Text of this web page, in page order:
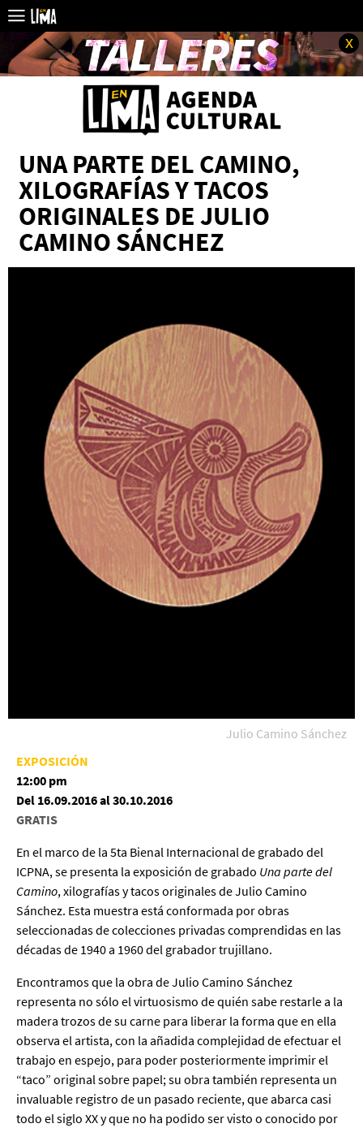
x
UNA PARTE DEL CAMINO,
XILOGRAFÍAS Y TACOS
ORIGINALES DE JULIO
CAMINO SÁNCHEZ
Julio Camino Sánchez
EXPOSICIÓN
12:00 pm
Del 16.09.2016 al 30.10.2016
GRATIS
En el marco de la 5ta Bienal Internacional de grabado del
ICPNA, se presenta la exposición de grabado Una parte del
Camino, xilografías y tacos originales de Julio Camino
Sánchez. Esta muestra está conformada por obras
seleccionadas de colecciones privadas comprendidas en las
décadas de 1940 a 1960 del grabador trujillano.
Encontramos que la obra de Julio Camino Sánchez
representa no sólo el virtuosismo de quién sabe restarle a la
madera trozos de su carne para liberar la forma que en ella
observa el artista, con la añadida complejidad de efectuar el
trabajo en espejo, para poder posteriormente imprimir el
“taco” original sobre papel; su obra también representa un
invaluable registro de un pasado reciente, que abarca casi
todo el siglo XX y que no ha podido ser visto o conocido por